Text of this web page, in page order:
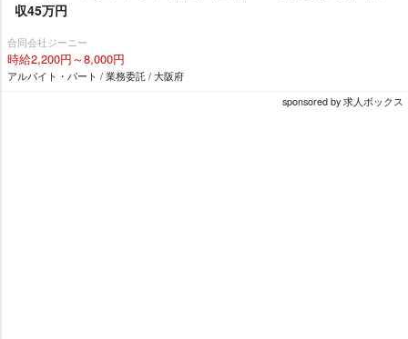
収45万円
合同会社ジーニー
時給2,200円～8,000円
アルバイト・パート / 業務委託 / 大阪府
sponsored by 求人ボックス